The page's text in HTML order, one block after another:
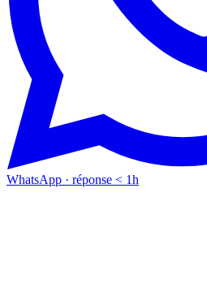
WhatsApp · réponse < 1h